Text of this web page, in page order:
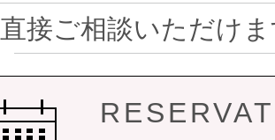
直接ご相談いただけ